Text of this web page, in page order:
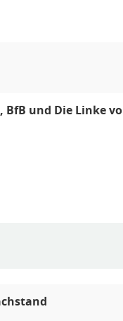
und Die Linke